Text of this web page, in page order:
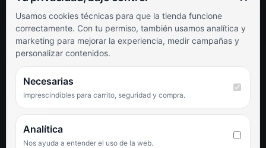
Soporte al cliente
Contacto
Términos y condiciones
Preguntas frecuentes
SÍGUENOS
Facebook
TikTok
Usamos cookies técnicas para que la tienda funcione
correctamente. Con tu permiso, también usamos analítica y
marketing para mejorar la experiencia, medir campañas y
personalizar contenidos.
Necesarias
Imprescindibles para carrito, seguridad y compra.
Analítica
Nos ayuda a entender el uso de la web.